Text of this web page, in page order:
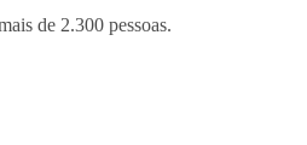
de 2.300 pessoas.